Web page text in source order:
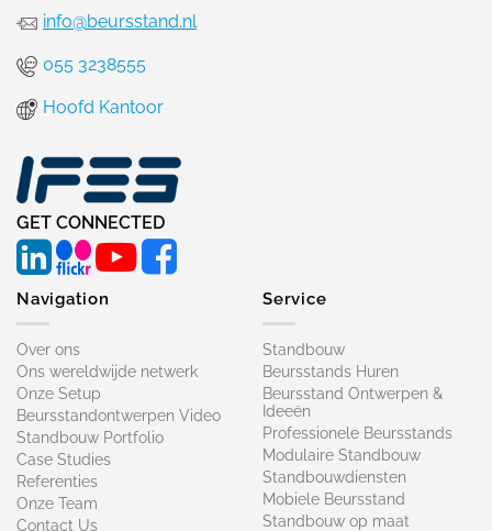
info@beursstand.nl
055 3238555
Hoofd Kantoor
GET CONNECTED
Navigation
Over ons
Ons wereldwijde netwerk
Onze Setup
Beursstandontwerpen Video
Standbouw Portfolio
Case Studies
Referenties
Onze Team
Contact Us
Service
Standbouw
Beursstands Huren
Beursstand Ontwerpen &
Ideeën
Professionele Beursstands
Modulaire Standbouw
Standbouwdiensten
Mobiele Beursstand
Standbouw op maat​